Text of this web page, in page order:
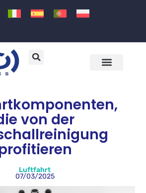
von der
Luftfahrt
07/03/2025